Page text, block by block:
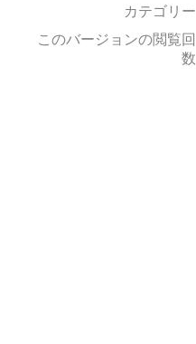
カテゴリー
このバージョンの閲覧回
数